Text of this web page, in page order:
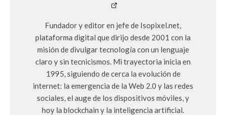
Fundador y editor en jefe de Isopixel.net,
plataforma digital que dirijo desde 2001 con la
misión de divulgar tecnología con un lenguaje
claro y sin tecnicismos. Mi trayectoria inicia en
1995, siguiendo de cerca la evolución de
internet: la emergencia de la Web 2.0 y las redes
sociales, el auge de los dispositivos móviles, y
hoy la blockchain y la inteligencia artificial.